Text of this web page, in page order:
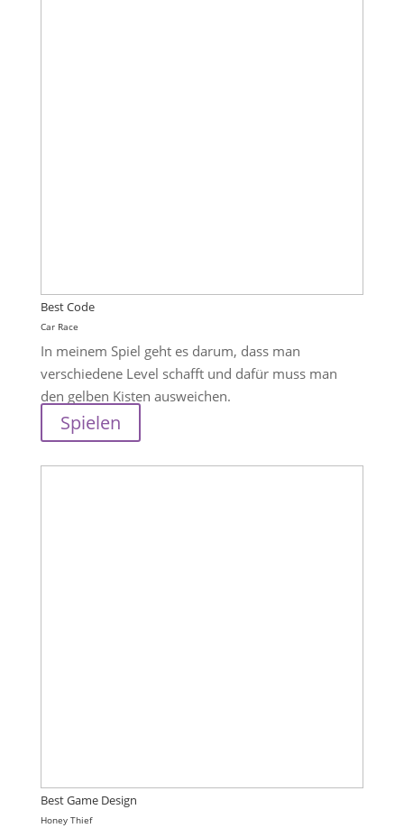
Best Code
Car Race
In meinem Spiel geht es darum, dass man
verschiedene Level schafft und dafür muss man
den gelben Kisten ausweichen.
Spielen
Best Game Design
Honey Thief